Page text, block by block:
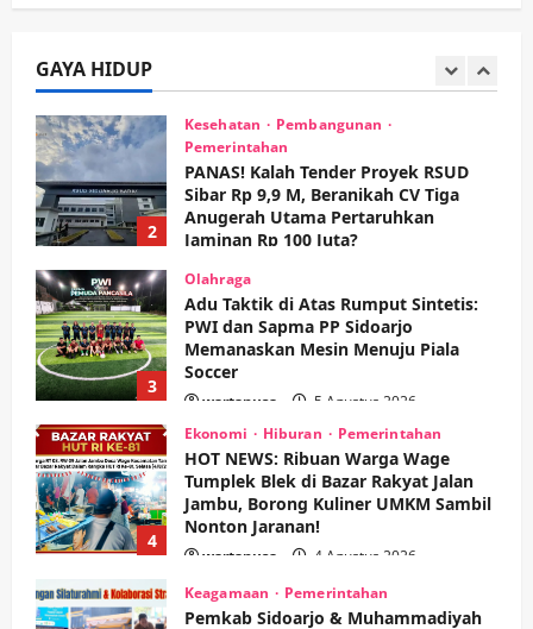
GAYA HIDUP
2
PANAS! Kalah Tender Proyek RSUD
Anugerah Utama Pertaruhkan
Jaminan Rp 100 Juta?
wartanusa 5 Agustus 2026
3
Olahraga
Adu Taktik di Atas Rumput Sintetis:
PWI dan Sapma PP Sidoarjo
Soccer
wartanusa 5 Agustus 2026
4
Ekonomi Hiburan Pemerintahan
HOT NEWS: Ribuan Warga Wage
Tumplek Blek di Bazar Rakyat Jalan
Nonton Jaranan!
wartanusa 4 Agustus 2026
5
Keagamaan Pemerintahan
Pemkab Sidoarjo & Muhammadiyah
Sinergi Permudah Perizinan, Wakaf,
wartanusa 4 Agustus 2026